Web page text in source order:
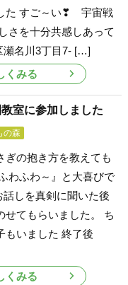
た すご～い❣ 宇宙戦
さを十分共感しあって
名川3丁目7- […]
くみる
室に参加しました
の森
ぎの抱き方を教えても
わふわ～』と大喜びで
しを真剣に聞いた後
せてもらいました。 ち
もいました 終了後
くみる